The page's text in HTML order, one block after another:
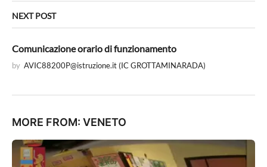
NEXT POST
Comunicazione orario di funzionamento
by AVIC88200P@istruzione.it (IC GROTTAMINARADA)
MORE FROM: VENETO